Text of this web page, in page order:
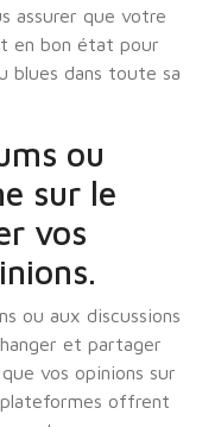
assurer que votre
en bon état pour
blues dans toute sa
ou
sur le
vos
ou aux discussions
et partager
vos opinions sur
offrent